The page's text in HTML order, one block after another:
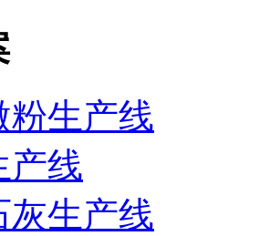
粉生产线
产线
灰生产线